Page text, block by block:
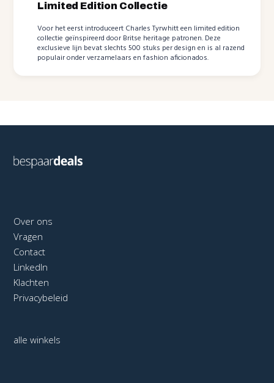
Limited Edition Collectie
Voor het eerst introduceert Charles Tyrwhitt een limited edition
collectie geïnspireerd door Britse heritage patronen. Deze
exclusieve lijn bevat slechts 500 stuks per design en is al razend
populair onder verzamelaars en fashion aficionados.
Over ons
Vragen
Contact
LinkedIn
Klachten
Privacybeleid
alle winkels